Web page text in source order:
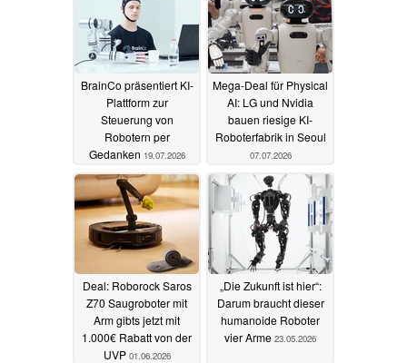
BrainCo präsentiert KI-
Plattform zur
Steuerung von
Robotern per
Gedanken 19.07.2026
Mega-Deal für Physical
AI: LG und Nvidia
bauen riesige KI-
Roboterfabrik in Seoul
07.07.2026
Deal: Roborock Saros
Z70 Saugroboter mit
Arm gibts jetzt mit
1.000€ Rabatt von der
UVP 01.06.2026
„Die Zukunft ist hier“:
Darum braucht dieser
humanoide Roboter
vier Arme 23.05.2026